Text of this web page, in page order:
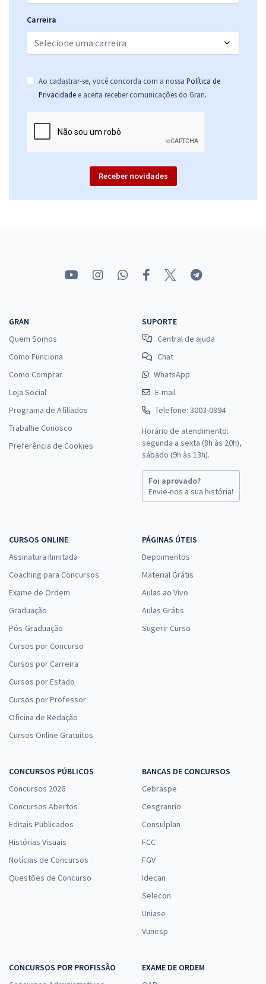
Carreira
Ao cadastrar-se, você concorda com a nossa Política de
Privacidade e aceita receber comunicações do Gran.
Receber novidades
GRAN
Quem Somos
Como Funciona
Como Comprar
Loja Social
Programa de Afiliados
Trabalhe Conosco
Preferência de Cookies
SUPORTE
Central de ajuda
Chat
WhatsApp
E-mail
Telefone: 3003-0894
Horário de atendimento:
segunda a sexta (8h às 20h),
sábado (9h às 13h).
Foi aprovado?
Envie-nos a sua história!
CURSOS ONLINE
Assinatura Ilimitada
Coaching para Concursos
Exame de Ordem
Graduação
Pós-Graduação
Cursos por Concurso
Cursos por Carreira
Cursos por Estado
Cursos por Professor
Oficina de Redação
Cursos Online Gratuitos
PÁGINAS ÚTEIS
Depoimentos
Material Grátis
Aulas ao Vivo
Aulas Grátis
Sugerir Curso
CONCURSOS PÚBLICOS
Concursos 2026
Concursos Abertos
Editais Publicados
Histórias Visuais
Notícias de Concursos
Questões de Concurso
BANCAS DE CONCURSOS
Cebraspe
Cesgranrio
Consulplan
FCC
FGV
Idecan
Selecon
Uniase
Vunesp
CONCURSOS POR PROFISSÃO
EXAME DE ORDEM